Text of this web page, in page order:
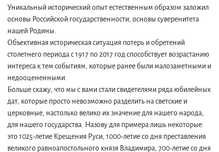
Уникальный исторический опыт естественным образом заложил
основы Российской государственности, основы суверенитета
нашей Родины.
Объективная историческая ситуация потерь и обретений
столетнего периода с 1917 по 2017 год способствует возрастанию
интереса к тем событиям, которые ранее были малозаметными и
недооцененными.
Больше скажу, что мы с вами стали свидетелями ряда юбилейных
дат, которые просто невозможно разделить на светские и
церковные, настолько велико их значение для нашего народа,
для нашего государства. Назову для примера лишь некоторые:
это 1025-летие Крещения Руси, 1000-летие со дня преставления
великого равноапостольного князя Владимира, 700-летие со дня